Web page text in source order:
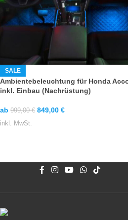
SALE
Ambientebeleuchtung für Honda
inkl. Einbau (Nachrüstung)
ab 999,00€ 849,00 €
inkl. MwSt.